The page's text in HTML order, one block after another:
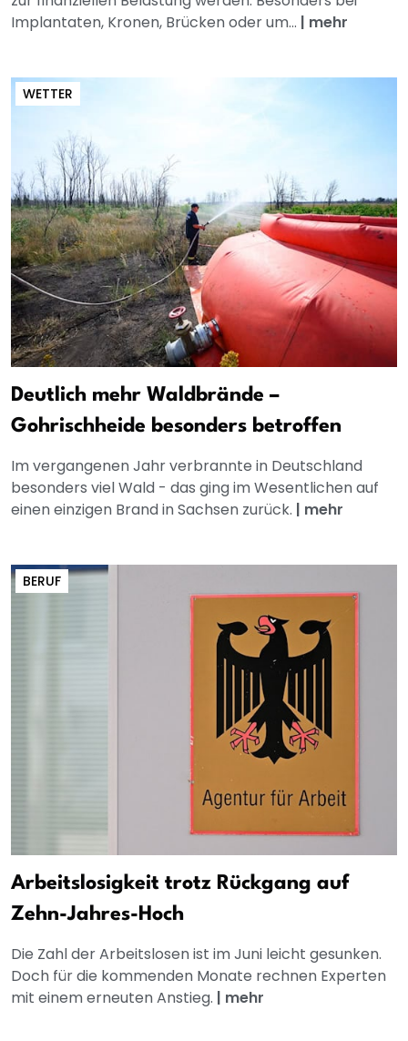
Implantaten, Kronen, Brücken oder um... | mehr
WETTER
Deutlich mehr Waldbrände –
Gohrischheide besonders betroffen
Im vergangenen Jahr verbrannte in Deutschland
besonders viel Wald - das ging im Wesentlichen auf
einen einzigen Brand in Sachsen zurück. | mehr
BERUF
Arbeitslosigkeit trotz Rückgang auf
Zehn-Jahres-Hoch
Die Zahl der Arbeitslosen ist im Juni leicht gesunken.
Doch für die kommenden Monate rechnen Experten
mit einem erneuten Anstieg. | mehr